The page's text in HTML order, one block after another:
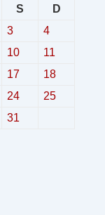
S
D
3
4
10
11
17
18
24
25
31